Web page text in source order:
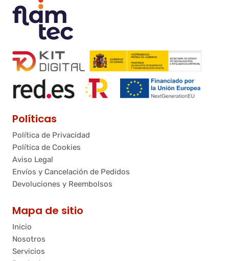
Políticas
Política de Privacidad
Política de Cookies
Aviso Legal
Envíos y Cancelación de Pedidos
Devoluciones y Reembolsos
Mapa de sitio
Inicio
Nosotros
Servicios